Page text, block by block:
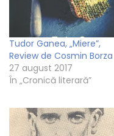
Tudor Ganea, „Miere”,
Review de Cosmin Borza
27 august 2017
În „Cronică literară”